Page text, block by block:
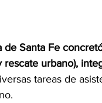
de Santa Fe
rescate urbano),
tareas de